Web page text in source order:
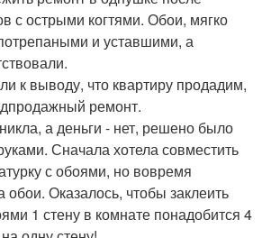
с острыми когтями. Обои, мягко
и уставшими, а
к выводу, что квартиру продадим,
ремонт.
а деньги - нет, решено было
Сначала хотела совместить
с обоями, но вовремя
Оказалось, чтобы заклеить
1 стену в комнате понадобится 4